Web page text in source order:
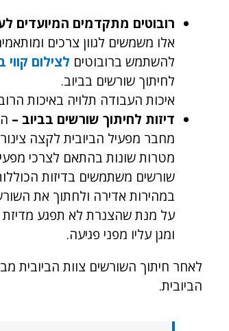
רובוטים מתקדמים המיועדים
אלו משמשים לגוון צרכים
להשתמש ברובוטים לצילום קווי
לחיתוך שורשים בביוב.
איכות העבודה תלויה באיכות
דיזות לחיתוך שורשים בביוב –
מחבר מפעיל הביובית לקצה
מטרות שונות בהתאם לצרכי
שורשים משתמשים בדיזות
במהירות אדירה ולחתוך את
על מנת שהצנרת לא תפגע מדיזת
ומגן עליו מפני פגיעה.
לאחר חיתוך השורשים צוות
הביובית.